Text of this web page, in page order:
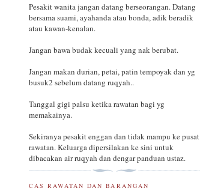
Pesakit wanita jangan datang berseorangan. Datang
bersama suami, ayahanda atau bonda, adik beradik
atau kawan-kenalan.
Jangan bawa budak kecuali yang nak berubat.
Jangan makan durian, petai, patin tempoyak dan yg
busuk2 sebelum datang ruqyah..
Tanggal gigi palsu ketika rawatan bagi yg
memakainya.
Sekiranya pesakit enggan dan tidak mampu ke pusat
rawatan. Keluarga dipersilakan ke sini untuk
dibacakan air ruqyah dan dengar panduan ustaz.
CAS RAWATAN DAN BARANGAN